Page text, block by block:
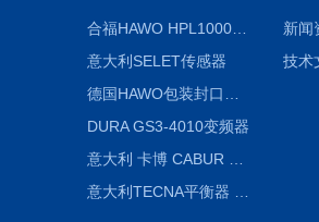
合福HAWO HPL1000AS封口机
意大利SELET传感器
DURA GS3-4010变频器
新闻
技术